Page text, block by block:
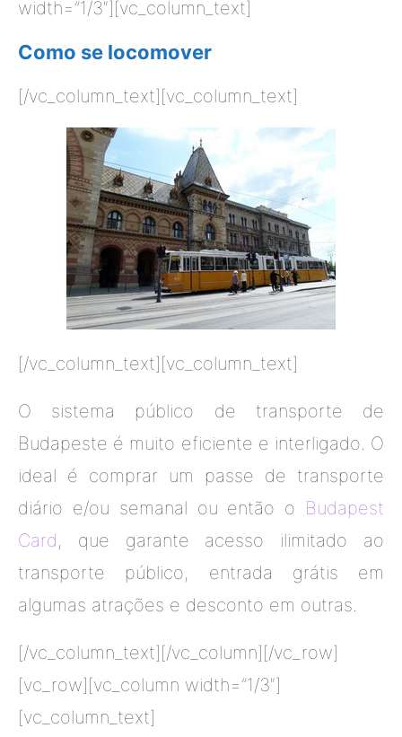
width=”1/3″][vc_column_text]
Como se locomover
[/vc_column_text][vc_column_text]
[/vc_column_text][vc_column_text]
O sistema público de transporte de
Budapeste é muito eficiente e interligado. O
ideal é comprar um passe de transporte
diário e/ou semanal ou então o Budapest
Card, que garante acesso ilimitado ao
transporte público, entrada grátis em
algumas atrações e desconto em outras.
[/vc_column_text][/vc_column][/vc_row]
[vc_row][vc_column width=”1/3″]
[vc_column_text]